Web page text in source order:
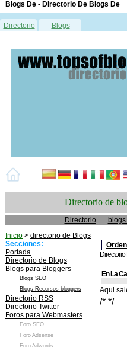
Blogs De - Directorio De Blogs De
Directorio Blogs
Directorio de
Directorio blogs
Inicio > directorio de Blogs
Secciones:
Portada
Directorio de Blogs
Blogs para Bloggers
Blogs SEO
Blogs Recursos bloggers
Directorio RSS
Directorio Twitter
Foros para Webmasters
Foro SEO
Foro Adsense
Foro Adwords
En La
Aqui
/* */